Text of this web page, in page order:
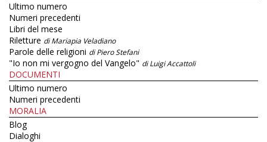
Ultimo numero
Numeri precedenti
Libri del mese
Riletture di Mariapia Veladiano
Parole delle religioni di Piero Stefani
"Io non mi vergogno del Vangelo" di Luigi Accattoli
DOCUMENTI
Ultimo numero
Numeri precedenti
MORALIA
Blog
Dialoghi